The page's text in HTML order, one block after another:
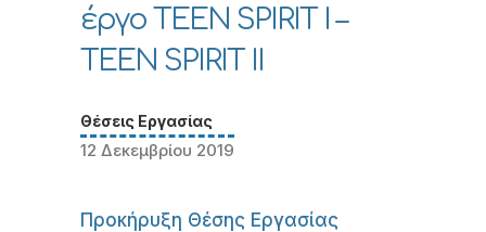
έργο TEEN SPIRIT I –
TEEN SPIRIT II
Θέσεις Εργασίας
12 Δεκεμβρίου 2019
Προκήρυξη Θέσης Εργασίας